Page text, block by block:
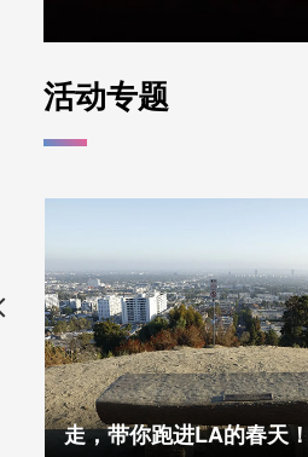
活动专题
走，带你跑进LA的春天！